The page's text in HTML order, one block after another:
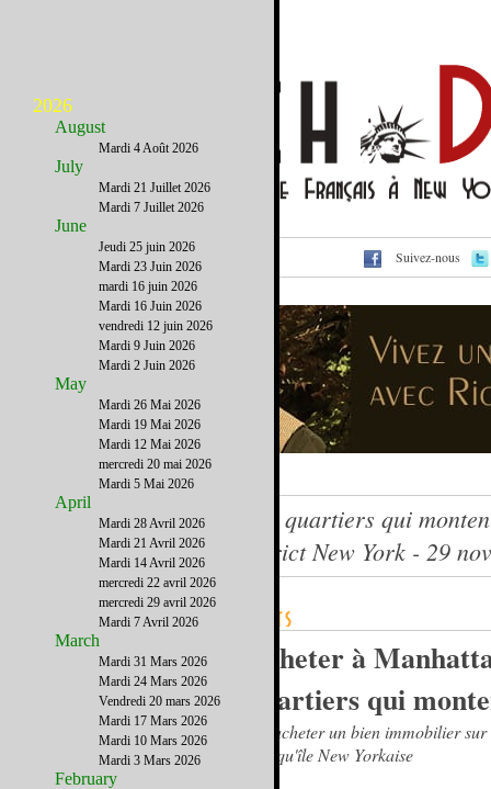
Voir cet email sur le site Suivez-nous
Acheter à Manhattan : Les quartiers qui
Le journal du French District New York - 29
Acheter à
quartiers qui
Où acheter un bien immobilier
presqu'île New Yorkaise
2026
August
Mardi 4 Août 2026
July
Mardi 21 Juillet 2026
Mardi 7 Juillet 2026
June
Jeudi 25 juin 2026
Mardi 23 Juin 2026
mardi 16 juin 2026
Mardi 16 Juin 2026
vendredi 12 juin 2026
Mardi 9 Juin 2026
Mardi 2 Juin 2026
May
Mardi 26 Mai 2026
Mardi 19 Mai 2026
Mardi 12 Mai 2026
mercredi 20 mai 2026
Mardi 5 Mai 2026
April
Mardi 28 Avril 2026
Mardi 21 Avril 2026
Mardi 14 Avril 2026
mercredi 22 avril 2026
mercredi 29 avril 2026
Mardi 7 Avril 2026
March
Mardi 31 Mars 2026
Mardi 24 Mars 2026
Vendredi 20 mars 2026
Mardi 17 Mars 2026
Mardi 10 Mars 2026
Mardi 3 Mars 2026
February